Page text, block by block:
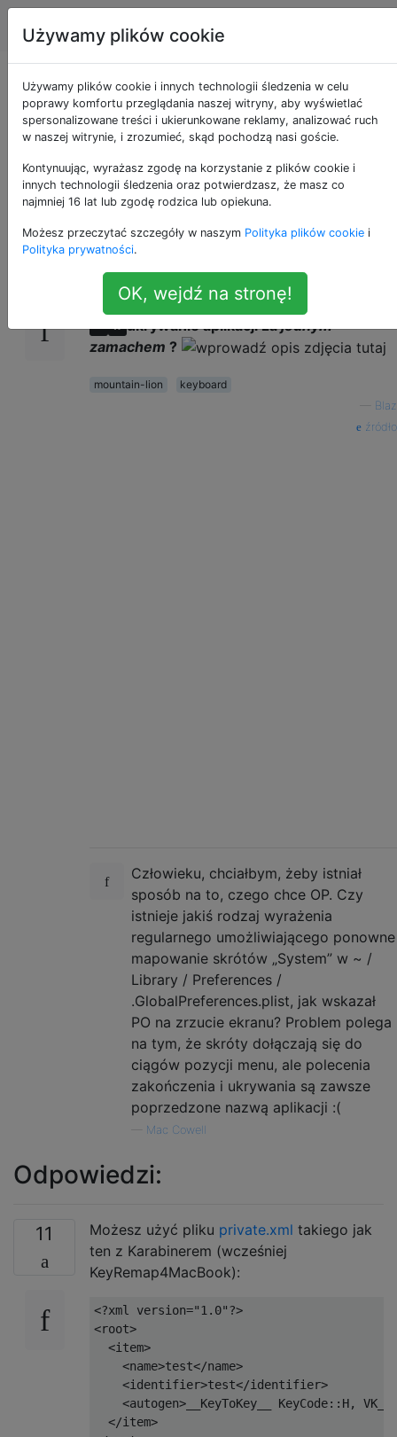
Apple Tagi
OS X: wyłączyć
CMD-H lub polecenie
„Ukryj aplikację”?
19 Inigdy(celowo) ukryć aplikację z ⌘ H ,
aplikacji (
np Finder
), ale jest to oczywiście
złe podejście. Więc,jak możesz wyłączyć
⌘ H ukrywanie aplikacji zajednym
zamachem ?
mountain-lion
keyboard
Blaz
źródło
Człowieku, chciałbym, żeby istniał
sposób na to, czego chce OP. Czy
istnieje jakiś rodzaj wyrażenia
regularnego umożliwiającego ponowne
mapowanie skrótów „System” w ~ /
Library / Preferences /
.GlobalPreferences.plist, jak wskazał
PO na zrzucie ekranu? Problem polega
na tym, że skróty dołączają się do
ciągów pozycji menu, ale polecenia
zakończenia i ukrywania są zawsze
poprzedzone nazwą aplikacji :(
Mac Cowell
Odpowiedzi:
11 Możesz użyć pliku private.xml takiego jak
ten z Karabinerem (wcześniej
KeyRemap4MacBook):
<?xml version="1.0"?>
<root>
  <item>
    <name>test</name>
    <identifier>test</identifier>
<autogen>__KeyToKey__ KeyCode::H,
  </item>
Używamy plików cookie
Używamy plików cookie i innych technologii śledzenia w celu
poprawy komfortu przeglądania naszej witryny, aby wyświetlać
spersonalizowane treści i ukierunkowane reklamy, analizować ruch
w naszej witrynie, i zrozumieć, skąd pochodzą nasi goście.
Kontynuując, wyrażasz zgodę na korzystanie z plików cookie i
innych technologii śledzenia oraz potwierdzasz, że masz co
najmniej 16 lat lub zgodę rodzica lub opiekuna.
Możesz przeczytać szczegóły w naszym Polityka plików cookie i
Polityka prywatności.
OK, wejdź na stronę!